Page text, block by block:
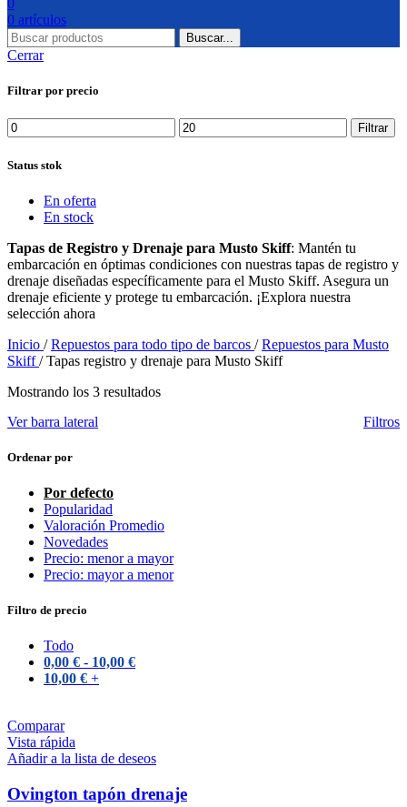
0
0 artículos
Buscar...
Cerrar
Filtrar por precio
Precio
mínimo
Precio
máximo
Filtrar
Status stok
En oferta
En stock
Tapas de Registro y Drenaje para Musto Skiff: Mantén tu
embarcación en óptimas condiciones con nuestras tapas de registro y
drenaje diseñadas específicamente para el Musto Skiff. Asegura un
drenaje eficiente y protege tu embarcación. ¡Explora nuestra
selección ahora
Inicio / Repuestos para todo tipo de barcos / Repuestos para Musto
Skiff/ Tapas registro y drenaje para Musto Skiff
Mostrando los 3 resultados
Ver barra lateral
Filtros
Ordenar por
Por defecto
Popularidad
Valoración Promedio
Novedades
Precio: menor a mayor
Precio: mayor a menor
Filtro de precio
Todo
0,00 € - 10,00 €
10,00 € +
Comparar
Vista rápida
Añadir a la lista de deseos
Ovington tapón drenaje